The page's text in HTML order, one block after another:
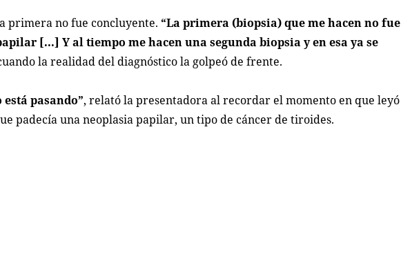
primera no fue concluyente. “La primera (biopsia) que me hacen no fue
[...] Y al tiempo me hacen una segunda biopsia y en esa ya se
la realidad del diagnóstico la golpeó de frente.
pasando”, relató la presentadora al recordar el momento en que leyó
padecía una neoplasia papilar, un tipo de cáncer de tiroides.